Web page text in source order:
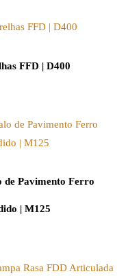
FFD | D400
de Pavimento Ferro
| M125